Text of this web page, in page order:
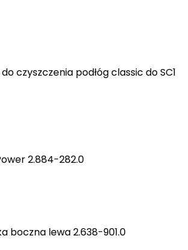
czyszczenia podłóg classic do SC1
2.884-282.0
boczna lewa 2.638-901.0